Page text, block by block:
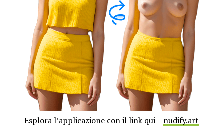
Esplora l’applicazione con il link qui – nudify.art